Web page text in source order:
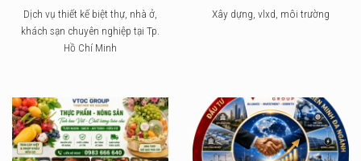
Dịch vụ thiết kế biệt thự, nhà ở,
khách sạn chuyên nghiệp tại Tp.
Hồ Chí Minh
Xây dựng, vlxd, môi trường